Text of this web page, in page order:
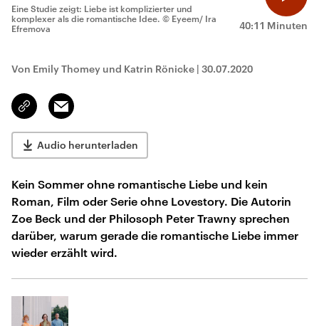
40:11 Minuten
Eine Studie zeigt: Liebe ist komplizierter und
komplexer als die romantische Idee. © Eyeem/ Ira
Efremova
Von Emily Thomey und Katrin Rönicke | 30.07.2020
Link
kopieren/teilen
Email
Audio herunterladen
Kein Sommer ohne romantische Liebe und kein
Roman, Film oder Serie ohne Lovestory. Die Autorin
Zoe Beck und der Philosoph Peter Trawny sprechen
darüber, warum gerade die romantische Liebe immer
wieder erzählt wird.